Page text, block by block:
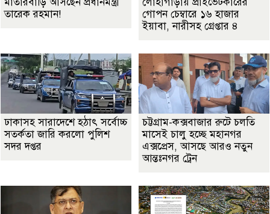
তারেক রহমান!
গোপন চেম্বারে ১৬ হাজার
ইয়াবা, নারীসহ গ্রেপ্তার ৪
ঢাকাসহ সারাদেশে হঠাৎ সর্বোচ্চ
সতর্কতা জা‌রি করলো পুলিশ
সদর দপ্তর
চট্টগ্রাম-কক্সবাজার রুটে চলতি
মাসেই চালু হচ্ছে মহানগর
এক্সপ্রেস, আসছে আরও নতুন
আন্তঃনগর ট্রেন